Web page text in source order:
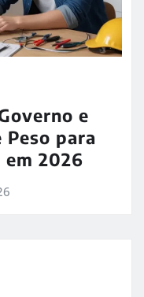
e
para
em 2026